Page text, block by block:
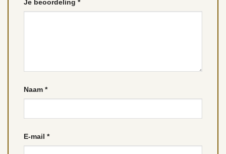
Je beoordeling *
Naam *
E-mail *